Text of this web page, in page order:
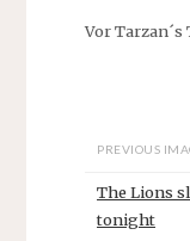
Vor Tarzan´s
PREVIOUS
The Lions
tonight